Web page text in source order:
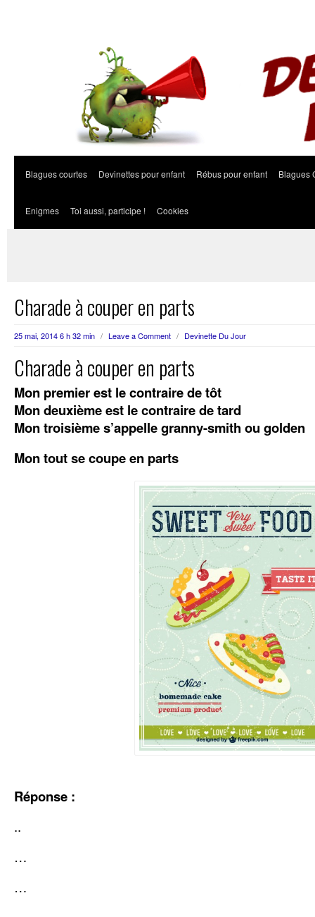
Blagues courtes Devinettes pour enfant Rébus pour enfant Blagues
Enigmes Toi aussi, participe ! Cookies
Charade à couper en parts
25 mai, 2014 6 h 32 min / Leave a Comment / Devinette Du Jour
Charade à couper en parts
Mon premier est le contraire de tôt
Mon deuxième est le contraire de tard
Mon troisième s’appelle granny-smith ou golden
Mon tout se coupe en parts
Réponse :
..
…
…